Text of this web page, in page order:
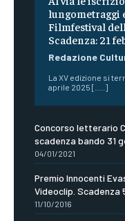
lungometraggi
Filmfestival
Scadenza: 21
Redazione
La XV edizione si
aprile 2025 [.....]
Concorso letterario
scadenza bando 31
04/01/2021
Premio Innocenti
Videoclip. Scadenza
11/10/2016